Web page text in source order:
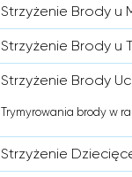
Strzyżenie Brody u
Strzyżenie Brody u
Strzyżenie Brody
Trymyrowania brody w
Strzyżenie